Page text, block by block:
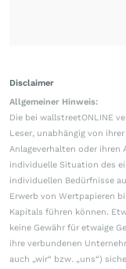
Disclaimer
Allgemeiner Hinweis:
Die bei wallstreetONLINE
Leser, unabhängig von
Anlageverhalten oder ihren
individuelle Situation des
individuellen Bedürfnisse
Erwerb von Wertpapieren
Kapitals führen können.
keine Gewähr für etwaige
ihre verbundenen
auch „wir“ bzw. „uns“)